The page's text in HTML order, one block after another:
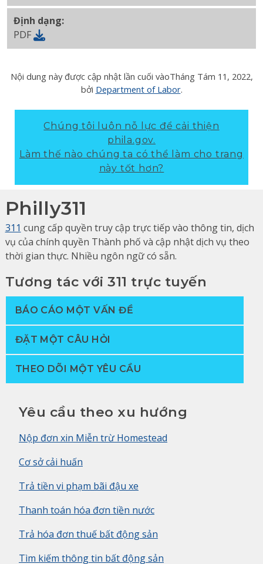
Định dạng:
PDF
Nội dung này được cập nhật lần cuối vàoTháng Tám 11, 2022,
bởi Department of Labor.
Chúng tôi luôn nỗ lực để cải thiện
phila.gov.
Làm thế nào chúng ta có thể làm cho trang
này tốt hơn?
Philly311
311 cung cấp quyền truy cập trực tiếp vào thông tin, dịch
vụ của chính quyền Thành phố và cập nhật dịch vụ theo
thời gian thực. Nhiều ngôn ngữ có sẵn.
Tương tác với 311 trực tuyến
BÁO CÁO MỘT VẤN ĐỀ
ĐẶT MỘT CÂU HỎI
THEO DÕI MỘT YÊU CẦU
Yêu cầu theo xu hướng
Nộp đơn xin Miễn trừ Homestead
Cơ sở cải huấn
Trả tiền vi phạm bãi đậu xe
Thanh toán hóa đơn tiền nước
Trả hóa đơn thuế bất động sản
Tìm kiếm thông tin bất động sản